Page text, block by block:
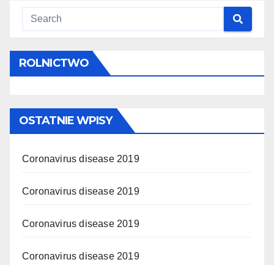
ROLNICTWO
OSTATNIE WPISY
Coronavirus disease 2019
Coronavirus disease 2019
Coronavirus disease 2019
Coronavirus disease 2019